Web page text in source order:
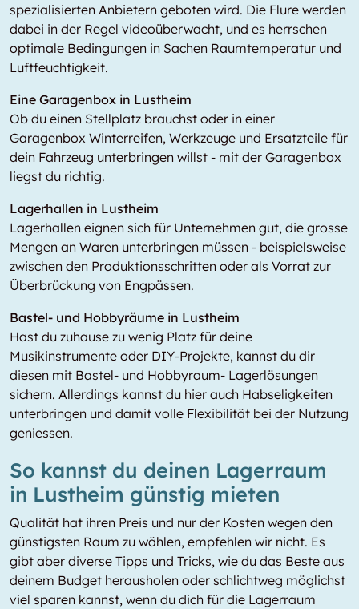
spezialisierten Anbietern geboten wird. Die Flure werden
dabei in der Regel videoüberwacht, und es herrschen
optimale Bedingungen in Sachen Raumtemperatur und
Luftfeuchtigkeit.
Eine Garagenbox in Lustheim
Ob du einen Stellplatz brauchst oder in einer
Garagenbox Winterreifen, Werkzeuge und Ersatzteile für
dein Fahrzeug unterbringen willst - mit der Garagenbox
liegst du richtig.
Lagerhallen in Lustheim
Lagerhallen eignen sich für Unternehmen gut, die grosse
Mengen an Waren unterbringen müssen - beispielsweise
zwischen den Produktionsschritten oder als Vorrat zur
Überbrückung von Engpässen.
Bastel- und Hobbyräume in Lustheim
Hast du zuhause zu wenig Platz für deine
Musikinstrumente oder DIY-Projekte, kannst du dir
diesen mit Bastel- und Hobbyraum- Lagerlösungen
sichern. Allerdings kannst du hier auch Habseligkeiten
unterbringen und damit volle Flexibilität bei der Nutzung
geniessen.
So kannst du deinen Lagerraum
in Lustheim günstig mieten
Qualität hat ihren Preis und nur der Kosten wegen den
günstigsten Raum zu wählen, empfehlen wir nicht. Es
gibt aber diverse Tipps und Tricks, wie du das Beste aus
deinem Budget herausholen oder schlichtweg möglichst
viel sparen kannst, wenn du dich für die Lagerraum